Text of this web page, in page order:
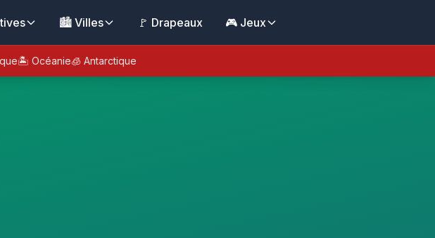
🏙️ Villes 🚩 Drapeaux 🎮 Jeux
🏝️ Océanie🧊 Antarctique